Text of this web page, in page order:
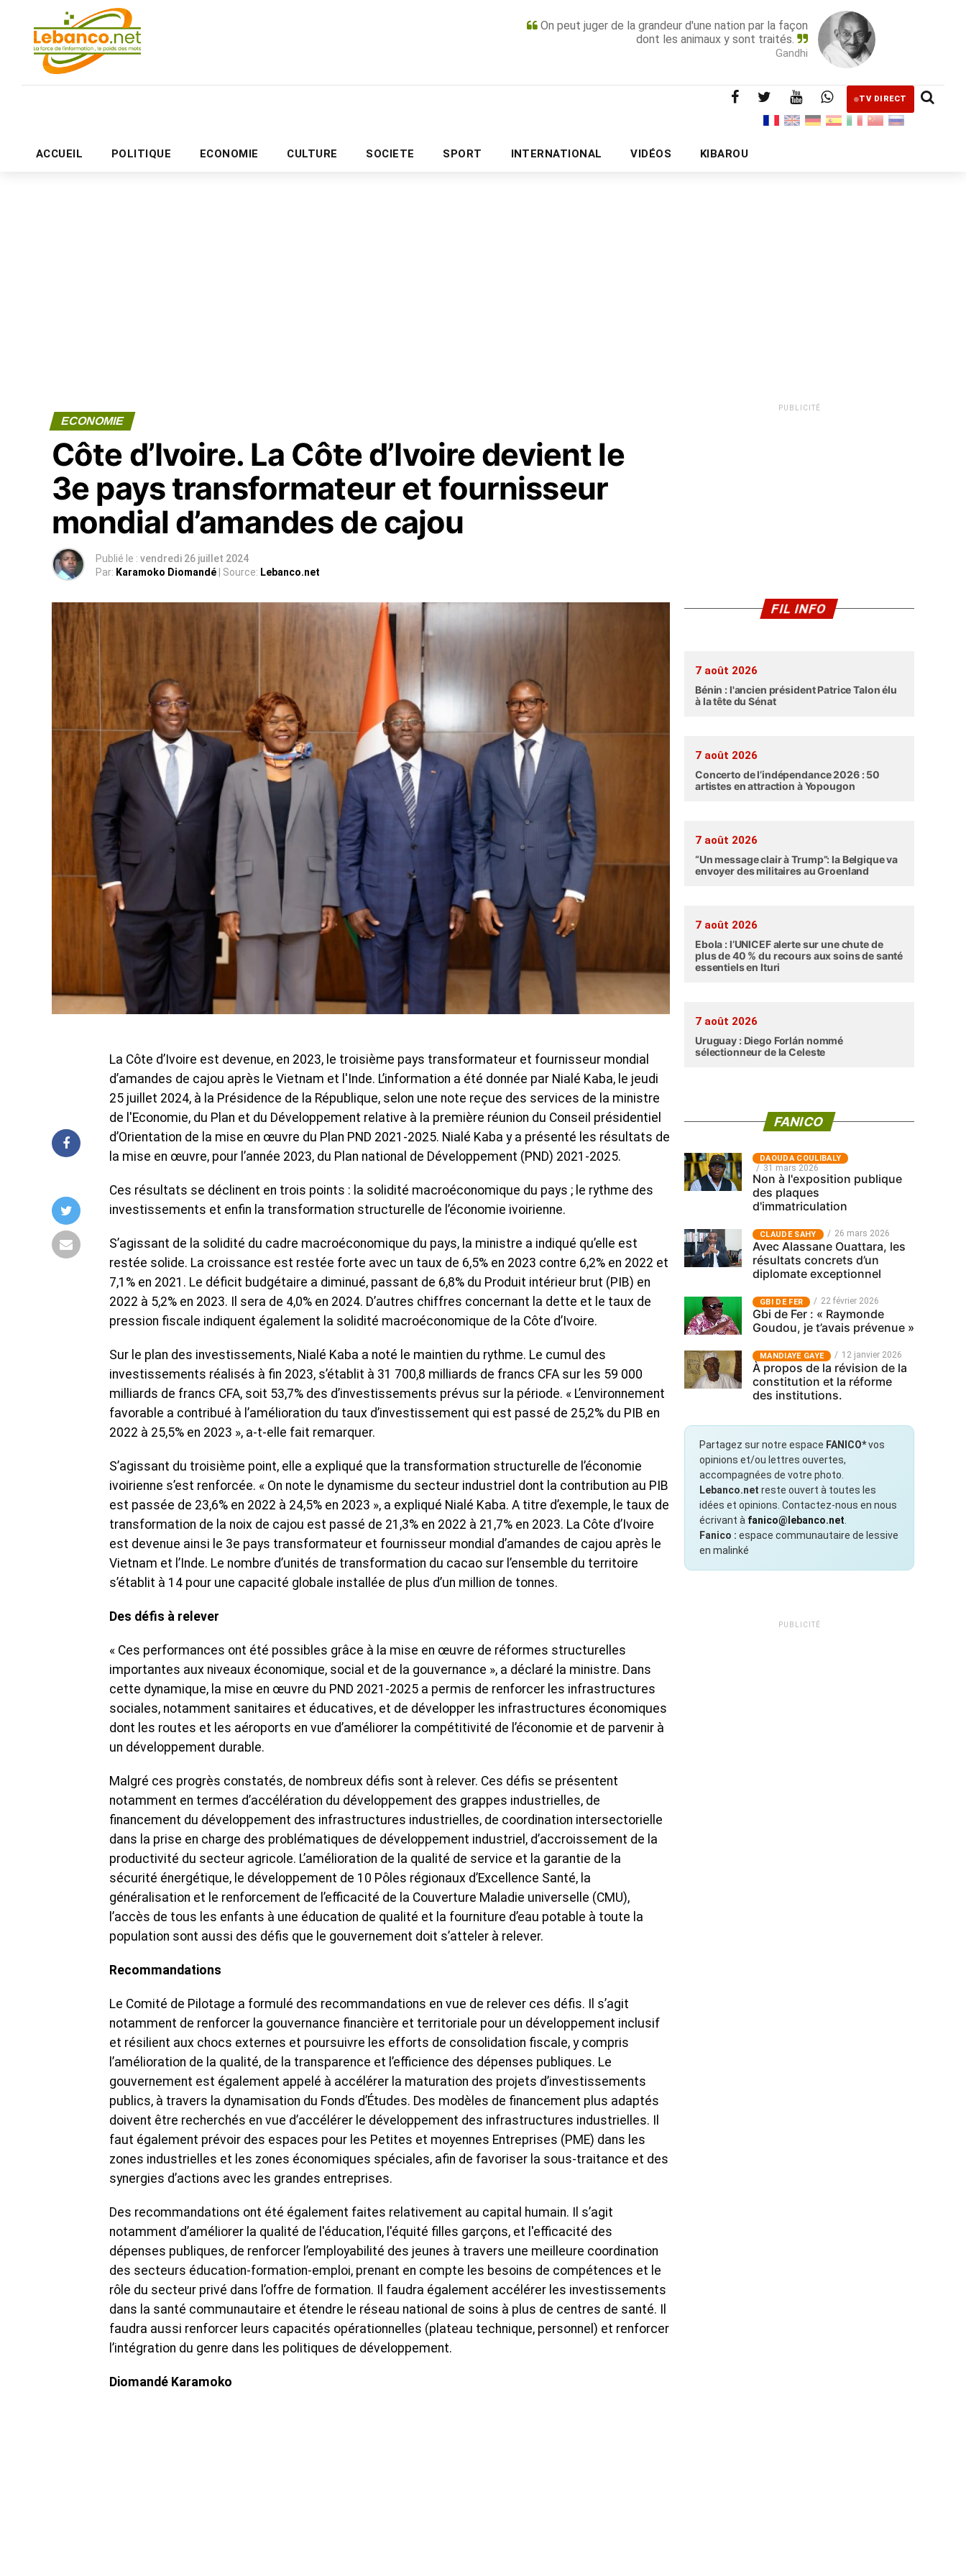
On peut juger de la grandeur d'une nation par la façon
dont les animaux y sont traités.
Gandhi
TV DIRECT
ACCUEIL POLITIQUE ECONOMIE CULTURE SOCIETE SPORT INTERNATIONAL VIDÉOS KIBAROU
PUBLICITÉ
ECONOMIE
Côte d’Ivoire. La Côte d’Ivoire devient le
3e pays transformateur et fournisseur
mondial d’amandes de cajou
Publié le : vendredi 26 juillet 2024
Par: Karamoko Diomandé | Source: Lebanco.net
La Côte d’Ivoire est devenue, en 2023, le troisième pays transformateur et fournisseur mondial
d’amandes de cajou après le Vietnam et l'Inde. L’information a été donnée par Nialé Kaba, le jeudi
25 juillet 2024, à la Présidence de la République, selon une note reçue des services de la ministre
de l'Economie, du Plan et du Développement relative à la première réunion du Conseil présidentiel
d’Orientation de la mise en œuvre du Plan PND 2021-2025. Nialé Kaba y a présenté les résultats de
la mise en œuvre, pour l’année 2023, du Plan national de Développement (PND) 2021-2025.
Ces résultats se déclinent en trois points : la solidité macroéconomique du pays ; le rythme des
investissements et enfin la transformation structurelle de l’économie ivoirienne.
S’agissant de la solidité du cadre macroéconomique du pays, la ministre a indiqué qu’elle est
restée solide. La croissance est restée forte avec un taux de 6,5% en 2023 contre 6,2% en 2022 et
7,1% en 2021. Le déficit budgétaire a diminué, passant de 6,8% du Produit intérieur brut (PIB) en
2022 à 5,2% en 2023. Il sera de 4,0% en 2024. D’autres chiffres concernant la dette et le taux de
pression fiscale indiquent également la solidité macroéconomique de la Côte d’Ivoire.
Sur le plan des investissements, Nialé Kaba a noté le maintien du rythme. Le cumul des
investissements réalisés à fin 2023, s’établit à 31 700,8 milliards de francs CFA sur les 59 000
milliards de francs CFA, soit 53,7% des d’investissements prévus sur la période. « L’environnement
favorable a contribué à l’amélioration du taux d’investissement qui est passé de 25,2% du PIB en
2022 à 25,5% en 2023 », a-t-elle fait remarquer.
S’agissant du troisième point, elle a expliqué que la transformation structurelle de l’économie
ivoirienne s’est renforcée. « On note le dynamisme du secteur industriel dont la contribution au PIB
est passée de 23,6% en 2022 à 24,5% en 2023 », a expliqué Nialé Kaba. A titre d’exemple, le taux de
transformation de la noix de cajou est passé de 21,3% en 2022 à 21,7% en 2023. La Côte d’Ivoire
est devenue ainsi le 3e pays transformateur et fournisseur mondial d’amandes de cajou après le
Vietnam et l’Inde. Le nombre d’unités de transformation du cacao sur l’ensemble du territoire
s’établit à 14 pour une capacité globale installée de plus d’un million de tonnes.
Des défis à relever
« Ces performances ont été possibles grâce à la mise en œuvre de réformes structurelles
importantes aux niveaux économique, social et de la gouvernance », a déclaré la ministre. Dans
cette dynamique, la mise en œuvre du PND 2021-2025 a permis de renforcer les infrastructures
sociales, notamment sanitaires et éducatives, et de développer les infrastructures économiques
dont les routes et les aéroports en vue d’améliorer la compétitivité de l’économie et de parvenir à
un développement durable.
Malgré ces progrès constatés, de nombreux défis sont à relever. Ces défis se présentent
notamment en termes d’accélération du développement des grappes industrielles, de
financement du développement des infrastructures industrielles, de coordination intersectorielle
dans la prise en charge des problématiques de développement industriel, d’accroissement de la
productivité du secteur agricole. L’amélioration de la qualité de service et la garantie de la
sécurité énergétique, le développement de 10 Pôles régionaux d’Excellence Santé, la
généralisation et le renforcement de l’efficacité de la Couverture Maladie universelle (CMU),
l’accès de tous les enfants à une éducation de qualité et la fourniture d’eau potable à toute la
population sont aussi des défis que le gouvernement doit s’atteler à relever.
Recommandations
Le Comité de Pilotage a formulé des recommandations en vue de relever ces défis. Il s’agit
notamment de renforcer la gouvernance financière et territoriale pour un développement inclusif
et résilient aux chocs externes et poursuivre les efforts de consolidation fiscale, y compris
l’amélioration de la qualité, de la transparence et l’efficience des dépenses publiques. Le
gouvernement est également appelé à accélérer la maturation des projets d’investissements
publics, à travers la dynamisation du Fonds d’Études. Des modèles de financement plus adaptés
doivent être recherchés en vue d’accélérer le développement des infrastructures industrielles. Il
faut également prévoir des espaces pour les Petites et moyennes Entreprises (PME) dans les
zones industrielles et les zones économiques spéciales, afin de favoriser la sous-traitance et des
synergies d’actions avec les grandes entreprises.
Des recommandations ont été également faites relativement au capital humain. Il s’agit
notamment d’améliorer la qualité de l'éducation, l'équité filles garçons, et l'efficacité des
dépenses publiques, de renforcer l’employabilité des jeunes à travers une meilleure coordination
des secteurs éducation-formation-emploi, prenant en compte les besoins de compétences et le
rôle du secteur privé dans l’offre de formation. Il faudra également accélérer les investissements
dans la santé communautaire et étendre le réseau national de soins à plus de centres de santé. Il
faudra aussi renforcer leurs capacités opérationnelles (plateau technique, personnel) et renforcer
l’intégration du genre dans les politiques de développement.
Diomandé Karamoko
PUBLICITÉ
FIL INFO
7 août 2026
Bénin : l'ancien président Patrice Talon élu
à la tête du Sénat
7 août 2026
Concerto de l’indépendance 2026 : 50
artistes en attraction à Yopougon
7 août 2026
“Un message clair à Trump”: la Belgique va
envoyer des militaires au Groenland
7 août 2026
Ebola : l’UNICEF alerte sur une chute de
plus de 40 % du recours aux soins de santé
essentiels en Ituri
7 août 2026
Uruguay : Diego Forlán nommé
sélectionneur de la Celeste
FANICO
‎DAOUDA COULIBALY
31 mars 2026
Non à l'exposition publique
des plaques
d'immatriculation
CLAUDE SAHY 26 mars 2026
Avec Alassane Ouattara, les
résultats concrets d’un
diplomate exceptionnel
GBI DE FER 22 février 2026
Gbi de Fer : « Raymonde
Goudou, je t’avais prévenue »
MANDIAYE GAYE 12 janvier 2026
À propos de la révision de la
constitution et la réforme
des institutions.
Partagez sur notre espace FANICO*vos
opinions et/ou lettres ouvertes,
accompagnées de votre photo.
Lebanco.net reste ouvert à toutes les
idées et opinions. Contactez-nous en nous
écrivant à fanico@lebanco.net
Fanico : espace communautaire de lessive
en malinké
PUBLICITÉ